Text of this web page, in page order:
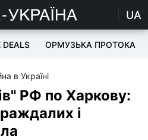
UA
DEALS ОРМУЗЬКА ПРОТОКА
в Україні
РФ по Харкову:
і